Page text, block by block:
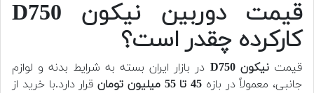
قیمت دوربین نیکون D750
کارکرده چقدر است؟
قیمتنیکون D750
در بازار ایران بسته به شرایط بدنه و لوازم
جانبی، معمولاً در بازه 45 تا 55 میلیون تومان قرار دارد.با خرید از